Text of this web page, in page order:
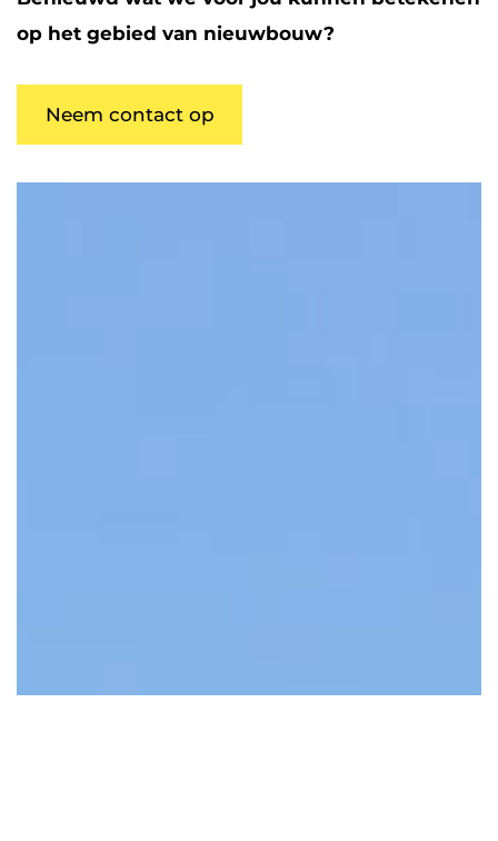
op het gebied van nieuwbouw?
Neem contact op